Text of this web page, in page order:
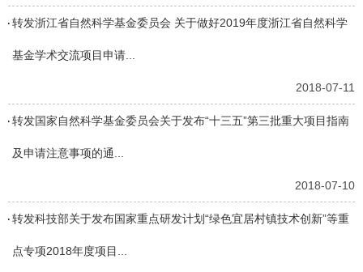
转发浙江省自然科学基金委员会 关于做好2019年度浙江省自然科学
基金学术交流项目申请...
2018-07-11
转发国家自然科学基金委员会关于发布“十三五”第三批重大项目指南
及申请注意事项的通...
2018-07-10
转发科技部关于发布国家重点研发计划“绿色宜居村镇技术创新”等重
点专项2018年度项目...